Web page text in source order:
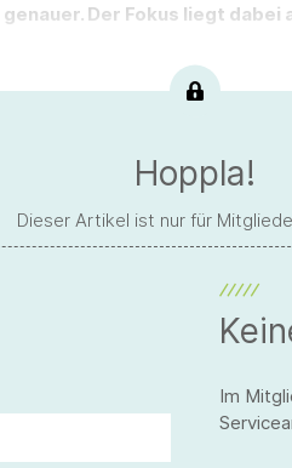
Der Fokus liegt dabei
Hoppla!
Dieser Artikel ist nur für
Im